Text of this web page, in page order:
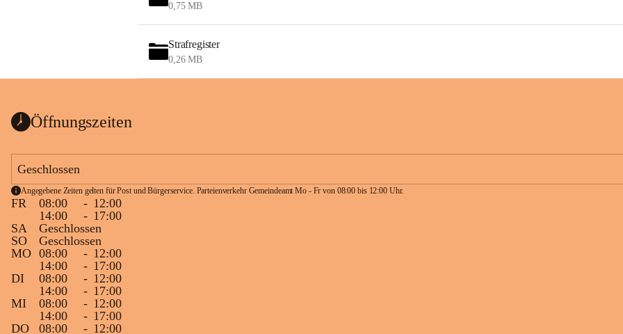
0,75 MB
Strafregister
0,26 MB
Öffnungszeiten
Geschlossen
Angegebene Zeiten gelten für Post und Bürgerservice. Parteienverkehr Gemeindeamt Mo - Fr von 08:00 bis 12:00 Uhr.
FR 08:00 - 12:00
14:00
- 17:00
SA
Geschlossen
SO
Geschlossen
MO 08:00 - 12:00
14:00
- 17:00
DI
08:00 - 12:00
14:00
- 17:00
MI
08:00 - 12:00
14:00
- 17:00
DO
08:00 - 12:00